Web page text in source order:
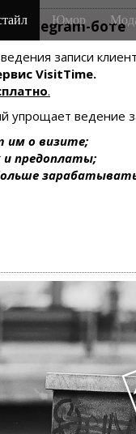
Telegram-боте
записи
VisitTime.
.
упрощает ведение
им о визите;
и предоплаты;
Юмор